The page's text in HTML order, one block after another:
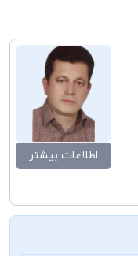
اطلاعات بیشتر